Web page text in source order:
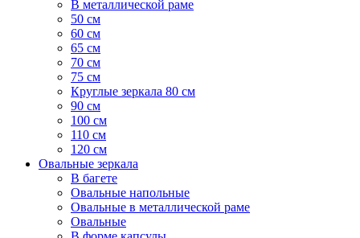
В металлической раме
50 см
60 см
65 см
70 см
75 см
Круглые зеркала 80 см
90 см
100 см
110 см
120 см
Овальные зеркала
В багете
Овальные напольные
Овальные в металлической раме
Овальные